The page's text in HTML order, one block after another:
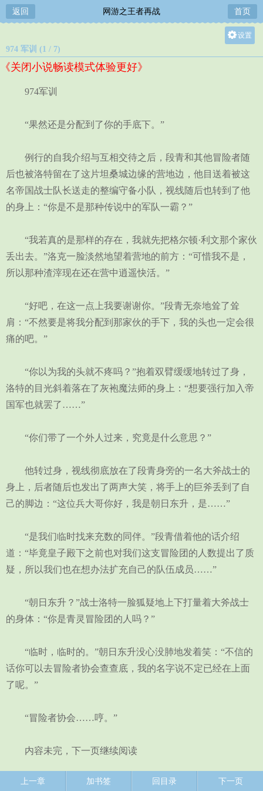
返回 网游之王者再战 首页
设置
974 军训 (1 / 7)
《关闭小说畅读模式体验更好》
974军训
“果然还是分配到了你的手底下。”
例行的自我介绍与互相交待之后，段青和其他冒险者随
后也被洛特留在了这片坦桑城边缘的营地边，他目送着被这
名帝国战士队长送走的整编守备小队，视线随后也转到了他
的身上：“你是不是那种传说中的军队一霸？”
“我若真的是那样的存在，我就先把格尔顿·利文那个家伙
丢出去。”洛克一脸淡然地望着营地的前方：“可惜我不是，
所以那种渣滓现在还在营中逍遥快活。”
“好吧，在这一点上我要谢谢你。”段青无奈地耸了耸
肩：“不然要是将我分配到那家伙的手下，我的头也一定会很
痛的吧。”
“你以为我的头就不疼吗？”抱着双臂缓缓地转过了身，
洛特的目光斜着落在了灰袍魔法师的身上：“想要强行加入帝
国军也就罢了……”
“你们带了一个外人过来，究竟是什么意思？”
他转过身，视线彻底放在了段青身旁的一名大斧战士的
身上，后者随后也发出了两声大笑，将手上的巨斧丢到了自
己的脚边：“这位兵大哥你好，我是朝日东升，是……”
“是我们临时找来充数的同伴。”段青借着他的话介绍
道：“毕竟皇子殿下之前也对我们这支冒险团的人数提出了质
疑，所以我们也在想办法扩充自己的队伍成员……”
“朝日东升？”战士洛特一脸狐疑地上下打量着大斧战士
的身体：“你是青灵冒险团的人吗？”
“临时，临时的。”朝日东升没心没肺地发着笑：“不信的
话你可以去冒险者协会查查底，我的名字说不定已经在上面
了呢。”
“冒险者协会……哼。”
内容未完，下一页继续阅读
上一章 加书签 回目录 下一页